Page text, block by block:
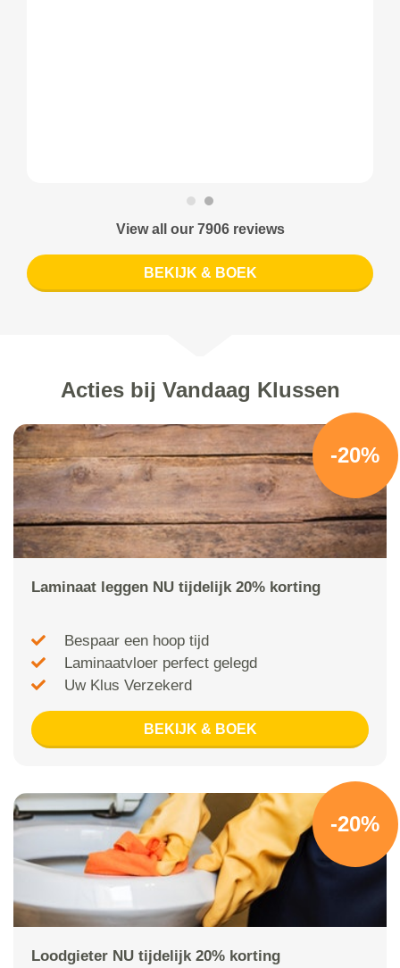
View all our 7906 reviews
BEKIJK & BOEK
Acties bij Vandaag Klussen
-20%
Laminaat leggen NU tijdelijk 20% korting
Bespaar een hoop tijd
Laminaatvloer perfect gelegd
Uw Klus Verzekerd
BEKIJK & BOEK
-20%
Loodgieter NU tijdelijk 20% korting